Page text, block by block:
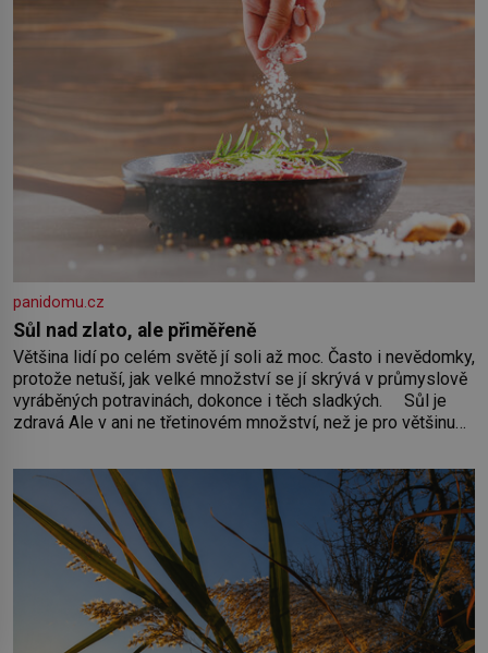
panidomu.cz
Sůl nad zlato, ale přiměřeně
Většina lidí po celém světě jí soli až moc. Často i nevědomky,
protože netuší, jak velké množství se jí skrývá v průmyslově
vyráběných potravinách, dokonce i těch sladkých. Sůl je
zdravá Ale v ani ne třetinovém množství, než je pro většinu
zásadní pro správné hospodaření